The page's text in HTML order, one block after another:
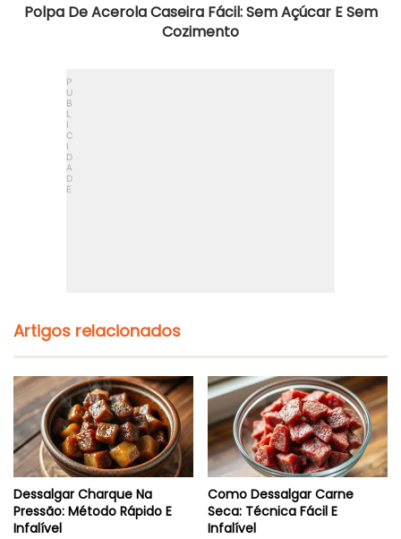
Polpa De Acerola Caseira Fácil: Sem Açúcar E Sem
Cozimento
Artigos relacionados
Dessalgar Charque Na
Pressão: Método Rápido E
Infalível
Como Dessalgar Carne
Seca: Técnica Fácil E
Infalível